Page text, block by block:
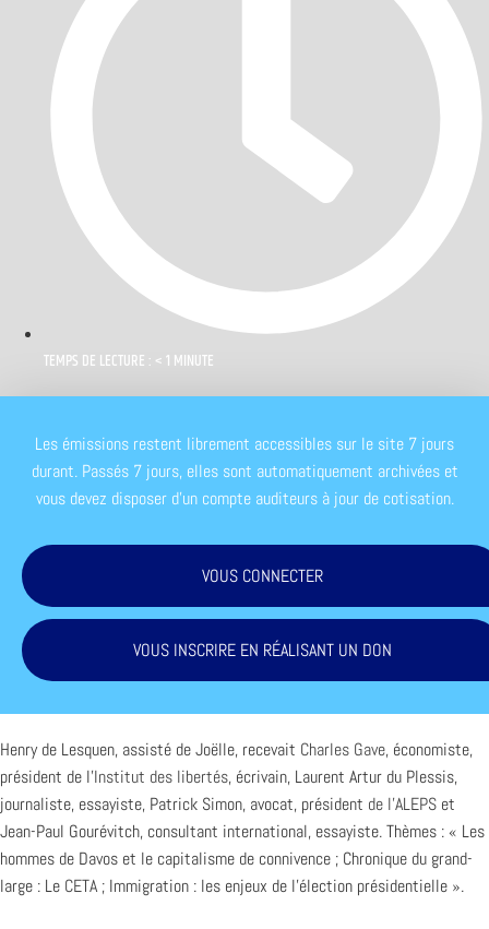
TEMPS DE LECTURE : < 1 MINUTE
Les émissions restent librement accessibles sur le site 7 jours
durant. Passés 7 jours, elles sont automatiquement archivées et
vous devez disposer d'un compte auditeurs à jour de cotisation.
VOUS CONNECTER
VOUS INSCRIRE EN RÉALISANT UN DON
Henry de Lesquen, assisté de Joëlle, recevait Charles Gave, économiste,
président de l’Institut des libertés, écrivain, Laurent Artur du Plessis,
journaliste, essayiste, Patrick Simon, avocat, président de l’ALEPS et
Jean-Paul Gourévitch, consultant international, essayiste. Thèmes : « Les
hommes de Davos et le capitalisme de connivence ; Chronique du grand-
large : Le CETA ; Immigration : les enjeux de l’élection présidentielle ».